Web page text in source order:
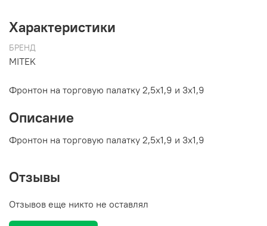
Характеристики
БРЕНД
MITEK
Фронтон на торговую палатку 2,5х1,9 и 3х1,9
Описание
Фронтон на торговую палатку 2,5х1,9 и 3х1,9
Отзывы
Отзывов еще никто не оставлял